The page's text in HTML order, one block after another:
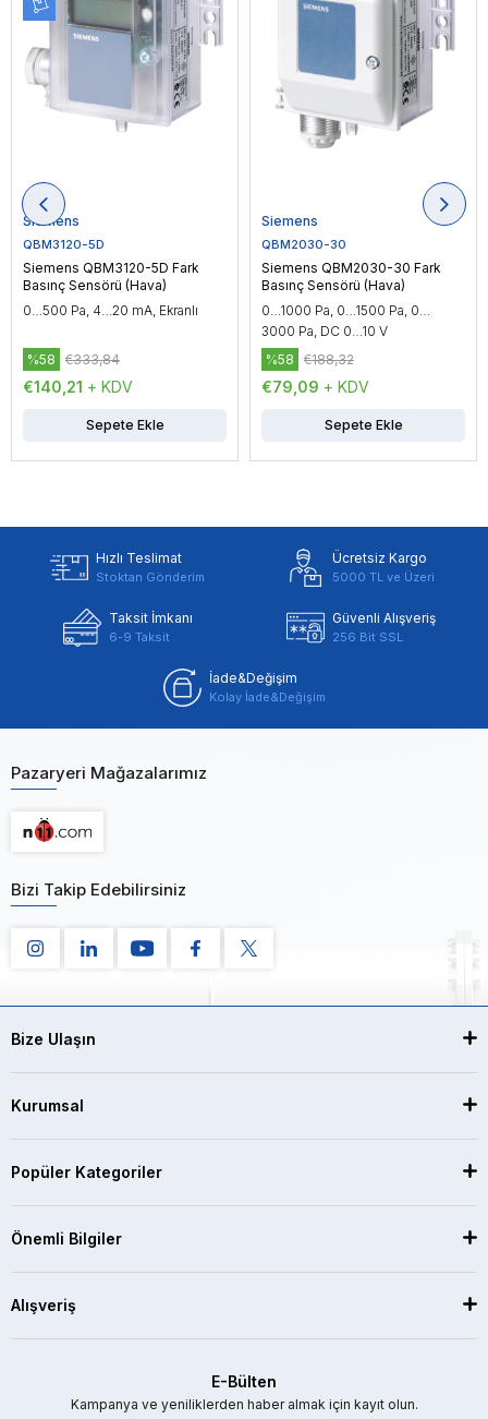
Siemens
QBM3120-5D
Siemens QBM3120-5D Fark
Basınç Sensörü (Hava)
0…500 Pa, 4…20 mA, Ekranlı
€140,21 + KDV
%58 €333,84
Sepete Ekle
Siemens
QBM2030-30
Siemens QBM2030-30 Fark
Basınç Sensörü (Hava)
0…1000 Pa, 0…1500 Pa, 0…
3000 Pa, DC 0…10 V
€79,09 + KDV
%58 €188,32
Sepete Ekle
Hızlı Teslimat
Stoktan Gönderim
Ücretsiz Kargo
5000 TL ve Üzeri
Taksit İmkanı
6-9 Taksit
Güvenli Alışveriş
256 Bit SSL
İade&Değişim
Kolay İade&Değişim
Pazaryeri Mağazalarımız
Bizi Takip Edebilirsiniz
Bize Ulaşın
Kurumsal
Popüler Kategoriler
Önemli Bilgiler
Alışveriş
E-Bülten
Kampanya ve yeniliklerden haber almak için kayıt olun.